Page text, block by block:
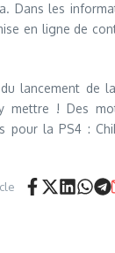
Dans les
en ligne de
lancement de
mettre ! Des
pour la PS4 :